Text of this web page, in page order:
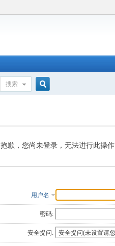
搜索
索
抱歉，您尚未登录，无法进行此操作
用户名
密码:
安全提问: